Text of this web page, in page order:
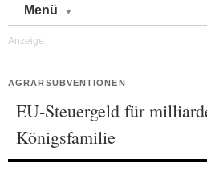
Menü
AGRARSUBVENTIONEN
EU-Steuergeld für
Königsfamilie